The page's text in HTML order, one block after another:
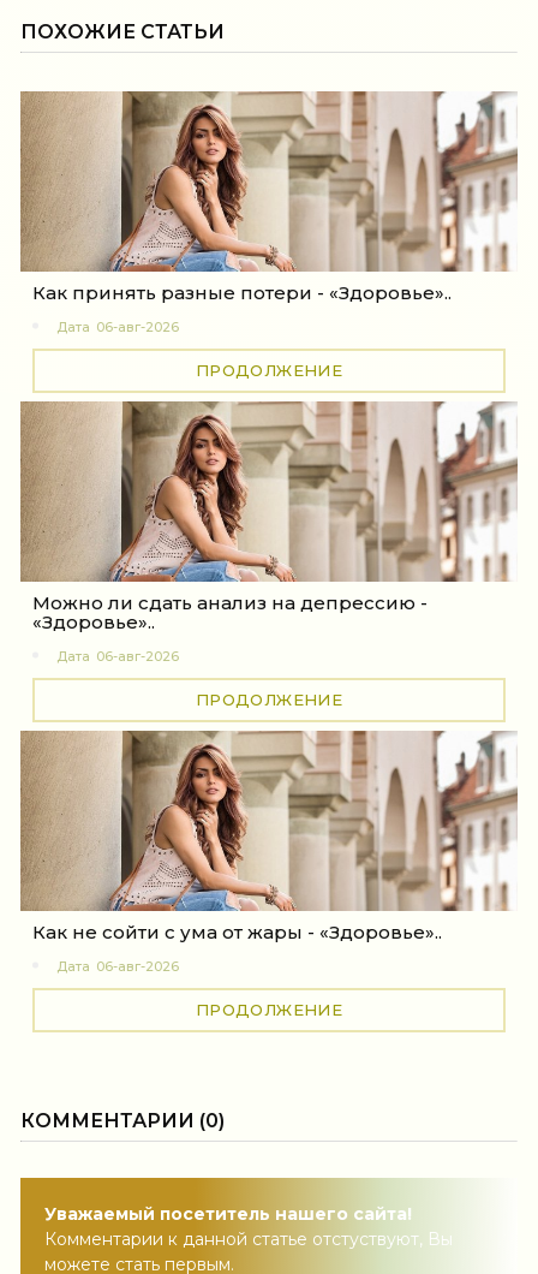
ПОХОЖИЕ СТАТЬИ
Как принять разные потери - «Здоровье»..
Дата 06-авг-2026
ПРОДОЛЖЕНИЕ
Можно ли сдать анализ на депрессию -
«Здоровье»..
Дата 06-авг-2026
ПРОДОЛЖЕНИЕ
Как не сойти с ума от жары - «Здоровье»..
Дата 06-авг-2026
ПРОДОЛЖЕНИЕ
КОММЕНТАРИИ (0)
Уважаемый посетитель нашего сайта!
Комментарии к данной статье отстуствуют, Вы
можете стать первым.